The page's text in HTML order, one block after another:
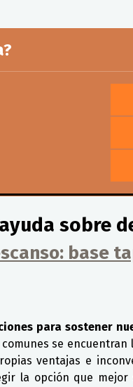
sobre
base
para sostener
se encuentran
ventajas e
la opción que